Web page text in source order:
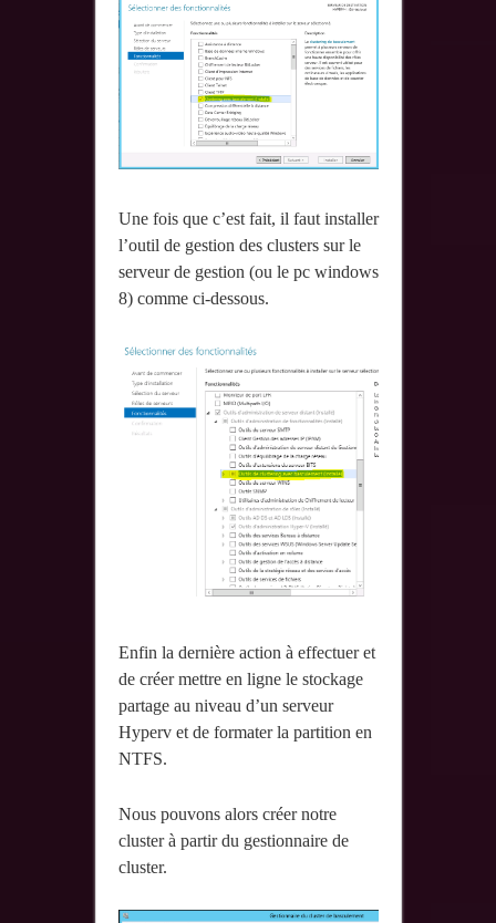
Une fois que c’est fait, il faut installer
l’outil de gestion des clusters sur le
serveur de gestion (ou le pc windows
8) comme ci-dessous.
Enfin la dernière action à effectuer et
de créer mettre en ligne le stockage
partage au niveau d’un serveur
Hyperv et de formater la partition en
NTFS.
Nous pouvons alors créer notre
cluster à partir du gestionnaire de
cluster.